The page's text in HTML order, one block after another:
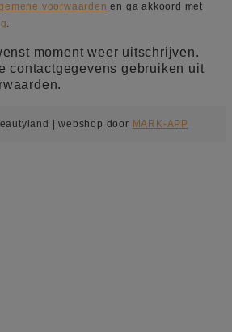
voorwaarden en ga akkoord met
.
moment weer uitschrijven.
contactgegevens gebruiken uit
| webshop door MARK-APP